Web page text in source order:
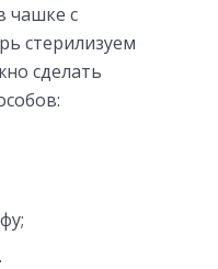
чашке с
стерилизуем
сделать